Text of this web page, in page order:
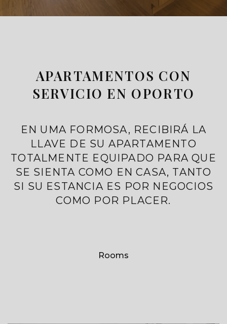
APARTAMENTOS CON
SERVICIO EN OPORTO
EN UMA FORMOSA, RECIBIRÁ LA
LLAVE DE SU APARTAMENTO
TOTALMENTE EQUIPADO PARA QUE
SE SIENTA COMO EN CASA, TANTO
SI SU ESTANCIA ES POR NEGOCIOS
COMO POR PLACER.
Rooms